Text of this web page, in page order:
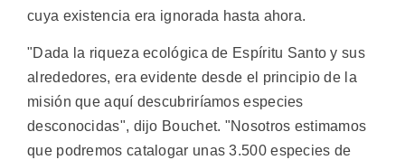
cuya existencia era ignorada hasta ahora.
"Dada la riqueza ecológica de Espíritu Santo y sus
alrededores, era evidente desde el principio de la
misión que aquí descubriríamos especies
desconocidas", dijo Bouchet. "Nosotros estimamos
que podremos catalogar unas 3.500 especies de